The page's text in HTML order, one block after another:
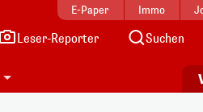
E-Paper Immo
Leser-Reporter Suchen